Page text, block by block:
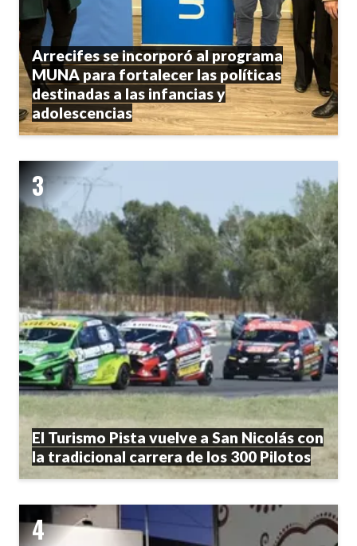
Arrecifes se incorporó al programa
MUNA para fortalecer las políticas
destinadas a las infancias y
adolescencias
El Turismo Pista vuelve a San Nicolás con
la tradicional carrera de los 300 Pilotos